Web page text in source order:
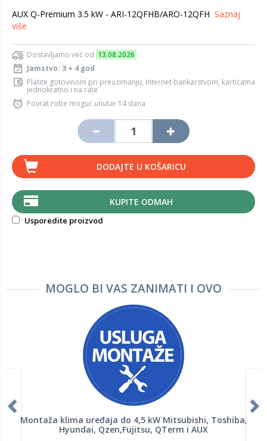
AUX Q-Premium 3.5 kW - ARI-12QFHB/ARO-12QFH Saznaj
više
Dostavljamo već od 13.08.2026
Jamstvo: 3 + 4 god
Platite gotovinom pri preuzimanju, Internet bankarstvom, karticama
jednokratno i na rate
Povrat robe moguć unutar 14 dana
DODAJTE U KOŠARICU
KUPITE ODMAH
Usporedite proizvod
MOGLO BI VAS ZANIMATI I OVO
Montaža klima uređaja do 4,5 kW Mitsubishi, Toshiba,
Hyundai, Qzen,Fujitsu, QTerm i AUX